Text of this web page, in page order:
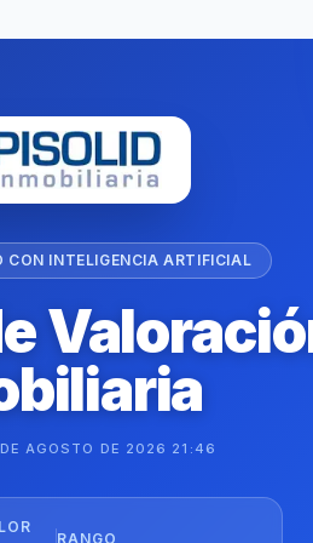
CON INTELIGENCIA ARTIFICIAL
AGOSTO DE 2026 21:46
RANGO